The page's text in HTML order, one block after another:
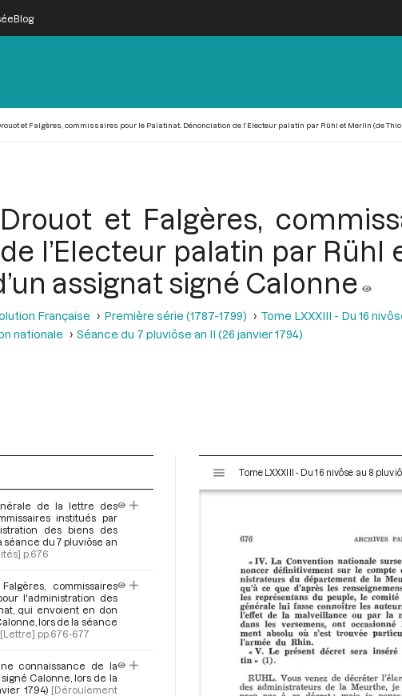
Blog
et Falgères, commissaires pour le Palatinat. Dénonciation de l’Electeur palatin par Rühl et Merlin (de
et Falgères,
l’Electeur palatin par Rühl
assignat signé Calonne
Française Première série (1787-1799)
Tome LXXXIII - Du 16
nationale
Séance du 7 pluviôse an II (26 janvier 1794)
de la lettre des
institués par
des biens des
séance du 7 pluviôse an
p.676
commissaires
l'administration des
qui envoient en don
lors de la séance
[Lettre] pp.676-677
connaissance de la
Calonne, lors de la
1794) [Déroulement
s
Tome LXXXIII - Du 16 nivôse au 8